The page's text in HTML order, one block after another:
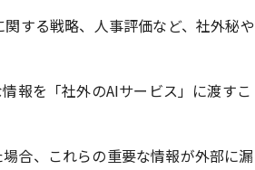
する戦略、人事評価など、社外秘や
報を「社外のAIサービス」に渡すこ
合、これらの重要な情報が外部に漏